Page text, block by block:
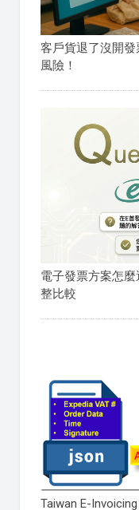
客戶貨退了沒開
風險！
電子發票方案怎
整比較
Taiwan E-